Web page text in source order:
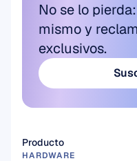
No se lo
mismo y
exclusivos.
Producto
HARDWARE